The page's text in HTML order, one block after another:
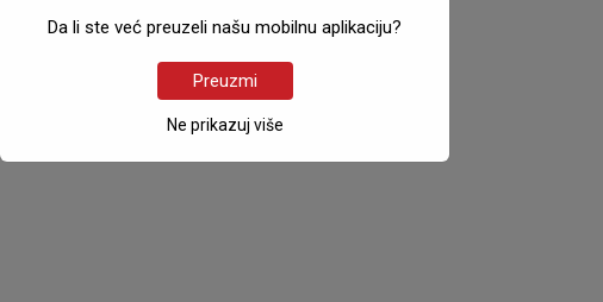
Da li ste već preuzeli našu mobilnu aplikaciju?
Preuzmi
Ne prikazuj više